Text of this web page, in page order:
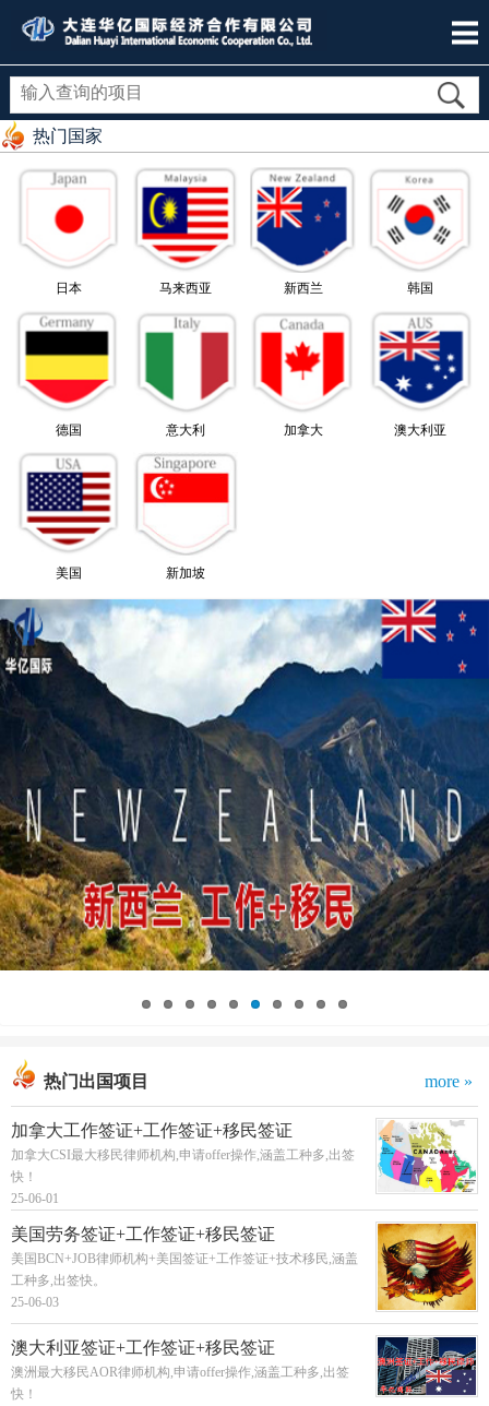
热门国家
日本 马来西亚 新西兰 韩国
德国 意大利 加拿大 澳大利亚
美国 新加坡
热门出国项目 more »
加拿大工作签证+工作签证+移民签证
加拿大CSI最大移民律师机构,申请offer操作,涵盖工种多,出签
快！
25-06-01
美国劳务签证+工作签证+移民签证
美国BCN+JOB律师机构+美国签证+工作签证+技术移民,涵盖
工种多,出签快。
25-06-03
澳大利亚签证+工作签证+移民签证
澳洲最大移民AOR律师机构,申请offer操作,涵盖工种多,出签
快！